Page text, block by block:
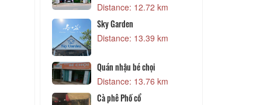
Distance: 12.72 km
Sky Garden
Distance: 13.39 km
Quán nhậu bé chọi
Distance: 13.76 km
Cà phê Phố cổ